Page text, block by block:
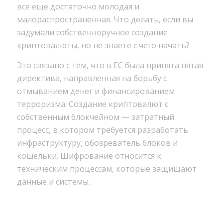
все еще достаточно молодая и
малораспространенная. Что делать, если вы
задумали собственноручное создание
криптовалюты, но не знаете с чего начать?
Это связано с тем, что в ЕС была принята пятая
директива, направленная на борьбу с
отмыванием денег и финансированием
терроризма. Создание криптовалют с
собственным блокчейном — затратный
процесс, в котором требуется разработать
инфраструктуру, обозреватель блоков и
кошельки. Шифрование относится к
техническим процессам, которые защищают
данные и системы.